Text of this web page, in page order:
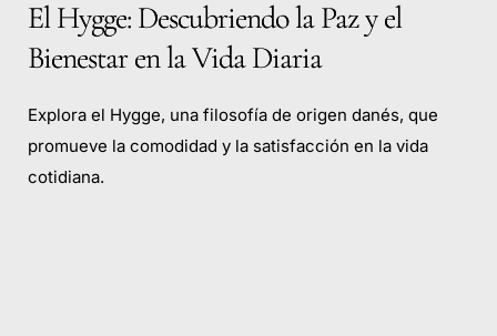
El Hygge: Descubriendo la Paz y el
Bienestar en la Vida Diaria
Explora el Hygge, una filosofía de origen danés, que
promueve la comodidad y la satisfacción en la vida
cotidiana.